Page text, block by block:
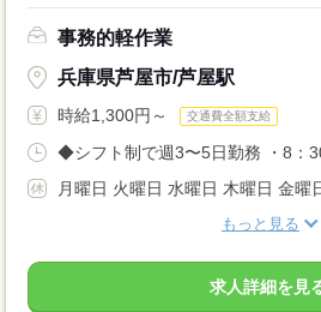
事務的軽作業
兵庫県芦屋市/芦屋駅
時給1,300円～ 交通費全額支給
◆シフト制で週3〜5日勤務 ・8：
月曜日 火曜日 水曜日 木曜日 金曜
もっと見る
求人詳細を見